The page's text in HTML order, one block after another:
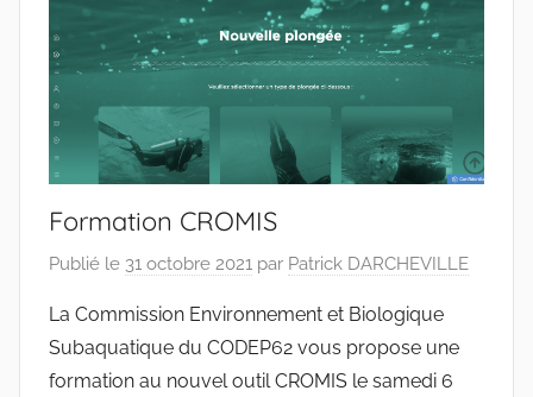
Pas-
de-
Calais
Formation CROMIS
Publié le 31 octobre 2021 par Patrick DARCHEVILLE
La Commission Environnement et Biologique
Subaquatique du CODEP62 vous propose une
formation au nouvel outil CROMIS le samedi 6